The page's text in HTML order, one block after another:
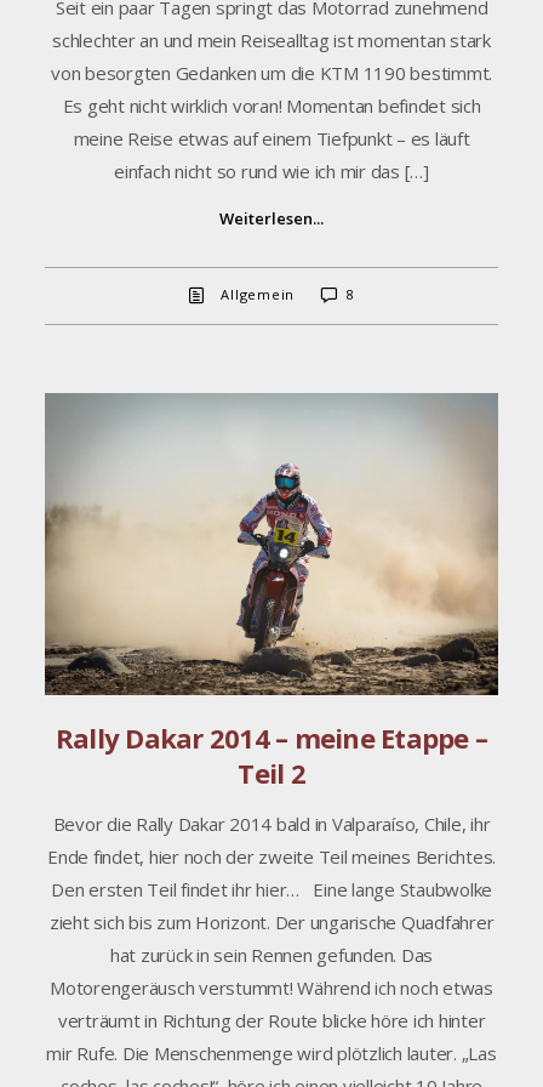
Seit ein paar Tagen springt das Motorrad zunehmend
schlechter an und mein Reisealltag ist momentan stark
von besorgten Gedanken um die KTM 1190 bestimmt.
Es geht nicht wirklich voran! Momentan befindet sich
meine Reise etwas auf einem Tiefpunkt – es läuft
einfach nicht so rund wie ich mir das […]
Weiterlesen...
Allgemein 8
Rally Dakar 2014 – meine Etappe –
Teil 2
Bevor die Rally Dakar 2014 bald in Valparaíso, Chile, ihr
Ende findet, hier noch der zweite Teil meines Berichtes.
Den ersten Teil findet ihr hier… Eine lange Staubwolke
zieht sich bis zum Horizont. Der ungarische Quadfahrer
hat zurück in sein Rennen gefunden. Das
Motorengeräusch verstummt! Während ich noch etwas
verträumt in Richtung der Route blicke höre ich hinter
mir Rufe. Die Menschenmenge wird plötzlich lauter. „Las